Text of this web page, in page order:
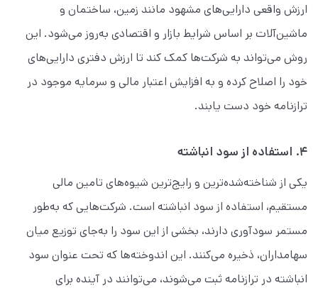
ارزش واقعی دارایی‌های مشهود مانند زمین، ساختمان و
ماشین‌آلات بر اساس شرایط بازار و اقتصادی به‌روز می‌شود. این
روش می‌تواند به شرکت‌ها کمک کند تا ارزش دفتری دارایی‌های
خود را اصلاح کرده و به افزایش اعتبار مالی و سرمایه موجود در
ترازنامه خود دست یابند.
۴. استفاده از سود انباشته
یکی از شناخته‌شده‌ترین و رایج‌ترین شیوه‌های تامین مالی
مستقیم، استفاده از سود انباشته است. شرکت‌هایی که به‌طور
مستمر سودآوری دارند، بخشی از این سود را به‌جای توزیع میان
سهامداران، ذخیره می‌کنند. این اندوخته‌ها که تحت عنوان سود
انباشته در ترازنامه ثبت می‌شوند، می‌توانند در آینده برای